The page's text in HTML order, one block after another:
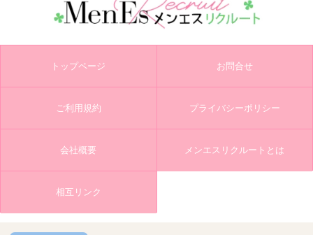
トップページ お問合せ
ご利用規約 プライバシーポリシー
会社概要 メンエスリクルートとは
相互リンク